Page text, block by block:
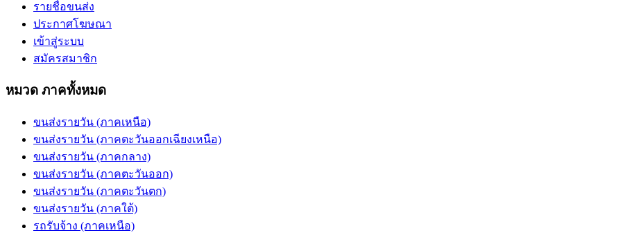
รายชื่อขนส่ง
ประกาศโฆษณา
เข้าสู่ระบบ
สมัครสมาชิก
หมวด ภาคทั้งหมด
ขนส่งรายวัน (ภาคเหนือ)
ขนส่งรายวัน (ภาคตะวันออกเฉียงเหนือ)
ขนส่งรายวัน (ภาคกลาง)
ขนส่งรายวัน (ภาคตะวันออก)
ขนส่งรายวัน (ภาคตะวันตก)
ขนส่งรายวัน (ภาคใต้)
รถรับจ้าง (ภาคเหนือ)